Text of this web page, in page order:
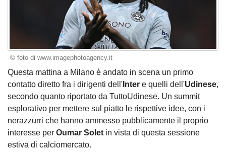
© foto di www.imagephotoagency.it
Questa mattina a Milano è andato in scena un primo
contatto diretto fra i dirigenti dell' Inter e quelli dell'Udinese,
secondo quanto riportato da TuttoUdinese. Un summit
esplorativo per mettere sul piatto le rispettive idee, con i
nerazzurri che hanno ammesso pubblicamente il proprio
interesse per Oumar Solet in vista di questa sessione
estiva di calciomercato.